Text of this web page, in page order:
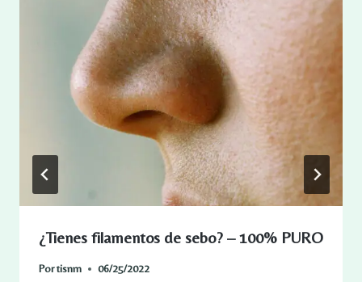
¿Tienes filamentos de sebo? – 100% PURO
Portisnm 06/25/2022